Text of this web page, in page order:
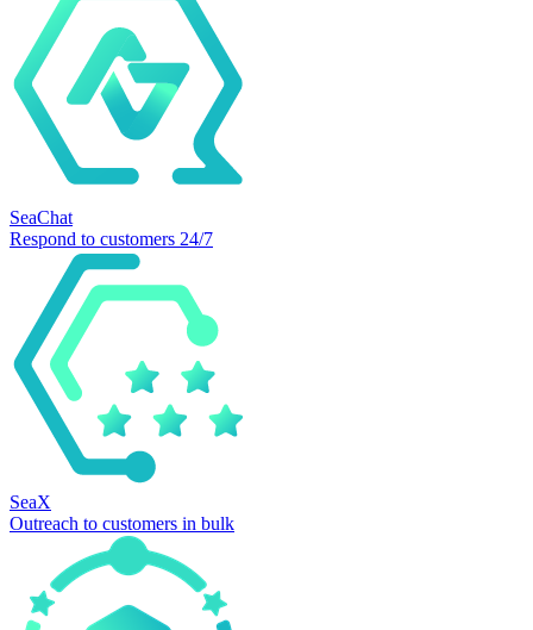
SeaChat
Respond to customers 24/7
SeaX
Outreach to customers in bulk